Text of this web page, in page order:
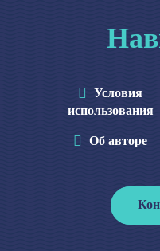
Условия
использования
Об авторе